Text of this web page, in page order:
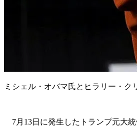
ミシェル・オバマ氏とヒラリー・ク
7月13日に発生したトランプ元大